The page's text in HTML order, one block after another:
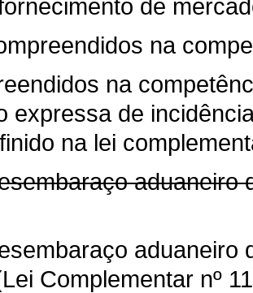
de
na
na
expressa de
na lei
aduaneiro
aduaneiro
Complementar nº